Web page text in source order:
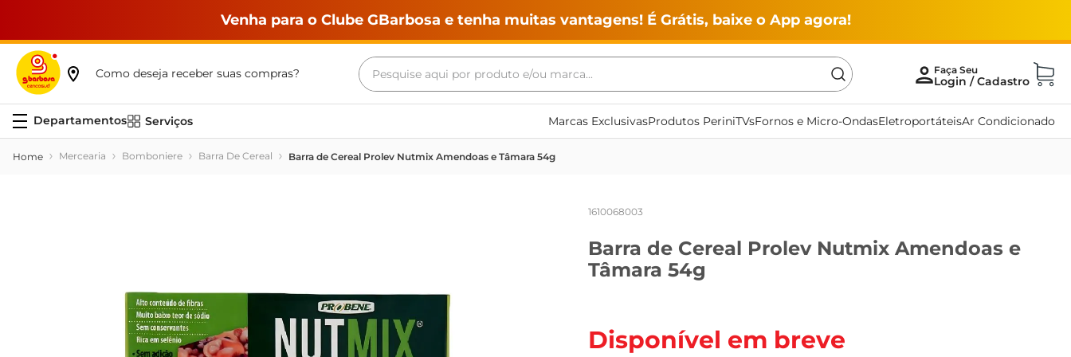
Venha para o Clube GBarbosa e tenha muitas vantagens! É Grátis, baixe o App agora!
Como deseja receber suas compras?
Pesquise aqui por produto e/ou marca...
Serviços Marcas ExclusivasProdutos PeriniTVsFornos e Micro-OndasEletroportáteisAr Condicionado
Mercearia Bomboniere Barra De Cereal Barra de Cereal Prolev Nutmix Amendoas e Tâmara 54g
1610068003
Barra de Cereal Prolev Nutmix Amendoas e
Tâmara 54g
Disponível em breve
Termos mais buscados
maquina lavar
vinho